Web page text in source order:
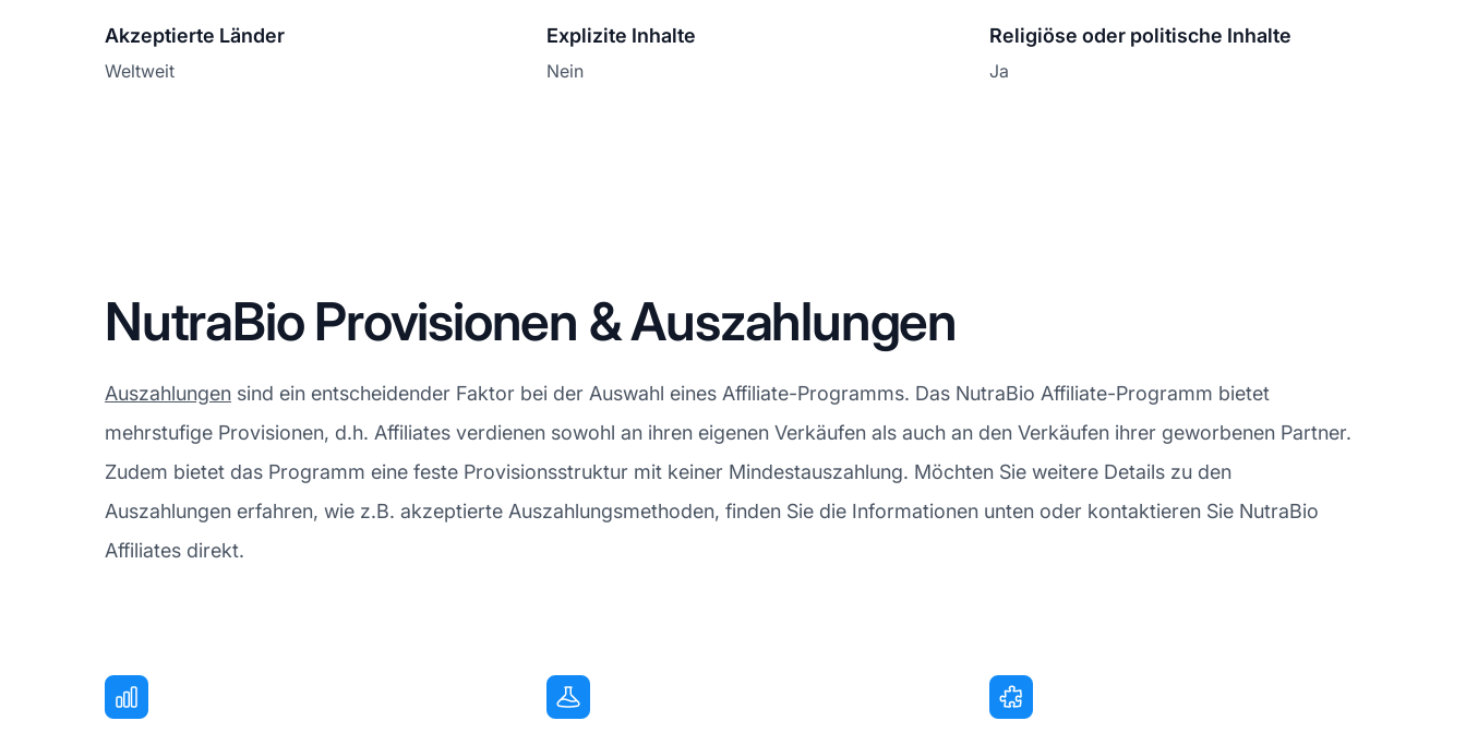
Akzeptierte Länder
Weltweit
Explizite Inhalte
Nein
Religiöse oder politische Inhalte
Ja
NutraBio Provisionen & Auszahlungen
Auszahlungen sind ein entscheidender Faktor bei der Auswahl eines Affiliate-Programms. Das NutraBio Affiliate-Programm bietet
mehrstufige Provisionen, d.h. Affiliates verdienen sowohl an ihren eigenen Verkäufen als auch an den Verkäufen ihrer geworbenen Partner.
Zudem bietet das Programm eine feste Provisionsstruktur mit keiner Mindestauszahlung. Möchten Sie weitere Details zu den
Auszahlungen erfahren, wie z.B. akzeptierte Auszahlungsmethoden, finden Sie die Informationen unten oder kontaktieren Sie NutraBio
Affiliates direkt.